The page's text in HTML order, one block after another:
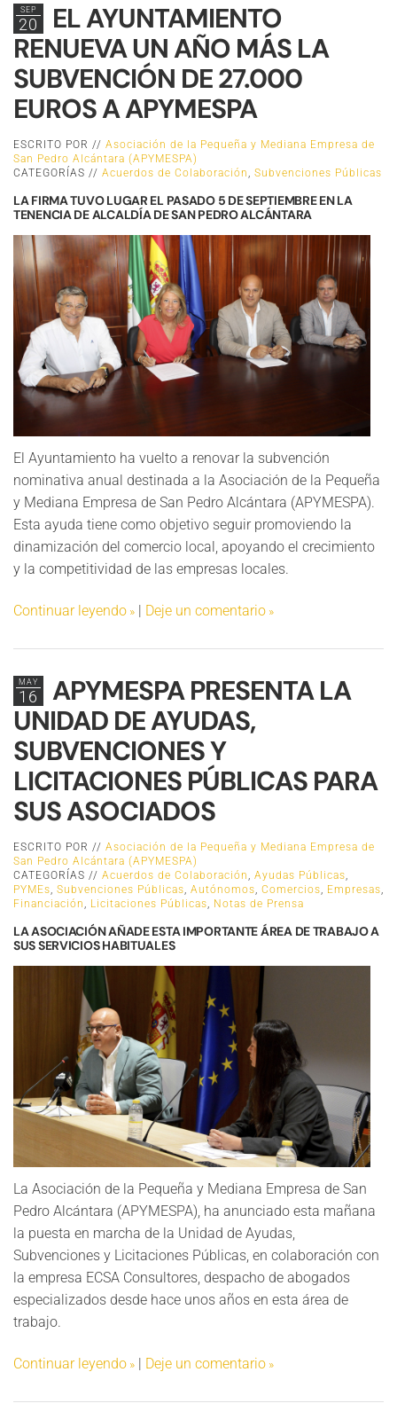
SEP
20
EL AYUNTAMIENTO
RENUEVA UN AÑO MÁS LA
SUBVENCIÓN DE 27.000
EUROS A APYMESPA
ESCRITO POR // Asociación de la Pequeña y Mediana Empresa de
San Pedro Alcántara (APYMESPA)
CATEGORÍAS // Acuerdos de Colaboración , Subvenciones Públicas
LA FIRMA TUVO LUGAR EL PASADO 5 DE SEPTIEMBRE EN LA
TENENCIA DE ALCALDÍA DE SAN PEDRO ALCÁNTARA
El Ayuntamiento ha vuelto a renovar la subvención
nominativa anual destinada a la Asociación de la Pequeña
y Mediana Empresa de San Pedro Alcántara (APYMESPA).
Esta ayuda tiene como objetivo seguir promoviendo la
dinamización del comercio local, apoyando el crecimiento
y la competitividad de las empresas locales.
Continuar leyendo | Deje un comentario
MAY
16
APYMESPA PRESENTA LA
UNIDAD DE AYUDAS,
SUBVENCIONES Y
LICITACIONES PÚBLICAS PARA
SUS ASOCIADOS
ESCRITO POR // Asociación de la Pequeña y Mediana Empresa de
San Pedro Alcántara (APYMESPA)
CATEGORÍAS // Acuerdos de Colaboración , Ayudas Públicas,
PYMEs, Subvenciones Públicas, Autónomos, Comercios, Empresas,
Financiación , Licitaciones Públicas, Notas de Prensa
LA ASOCIACIÓN AÑADE ESTA IMPORTANTE ÁREA DE TRABAJO A
SUS SERVICIOS HABITUALES
La Asociación de la Pequeña y Mediana Empresa de San
Pedro Alcántara (APYMESPA), ha anunciado esta mañana
la puesta en marcha de la Unidad de Ayudas,
Subvenciones y Licitaciones Públicas, en colaboración con
la empresa ECSA Consultores, despacho de abogados
especializados desde hace unos años en esta área de
trabajo.
Continuar leyendo | Deje un comentario